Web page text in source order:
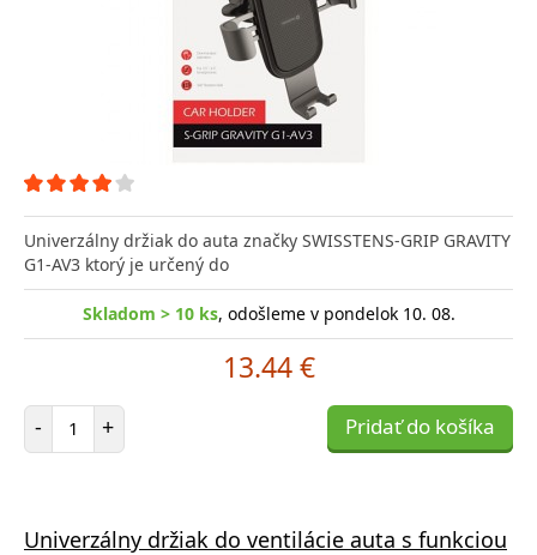
Univerzálny držiak do auta značky SWISSTENS-GRIP GRAVITY
G1-AV3 ktorý je určený do
Skladom > 10 ks, odošleme v pondelok 10. 08.
13.44 €
- Počet položiek
+ Pridať do košíka
Univerzálny držiak do ventilácie auta s funkciou